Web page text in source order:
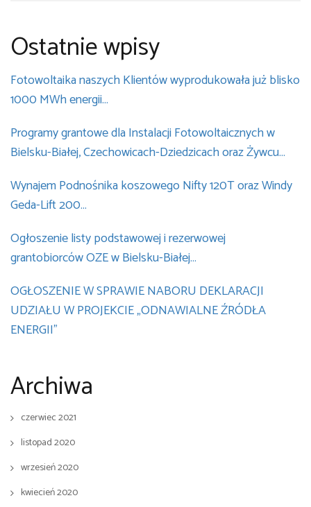
Ostatnie wpisy
Fotowoltaika naszych Klientów wyprodukowała już blisko
1000 MWh energii…
Programy grantowe dla Instalacji Fotowoltaicznych w
Bielsku-Białej, Czechowicach-Dziedzicach oraz Żywcu…
Wynajem Podnośnika koszowego Nifty 120T oraz Windy
Geda-Lift 200…
Ogłoszenie listy podstawowej i rezerwowej
grantobiorców OZE w Bielsku-Białej…
OGŁOSZENIE W SPRAWIE NABORU DEKLARACJI
UDZIAŁU W PROJEKCIE „ODNAWIALNE ŹRÓDŁA
ENERGII”
Archiwa
czerwiec 2021
listopad 2020
wrzesień 2020
kwiecień 2020